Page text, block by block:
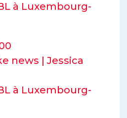
à Luxembourg-
news | Jessica
à Luxembourg-